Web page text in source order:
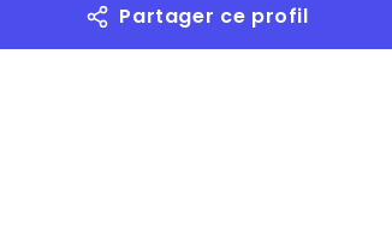
Partager ce profil